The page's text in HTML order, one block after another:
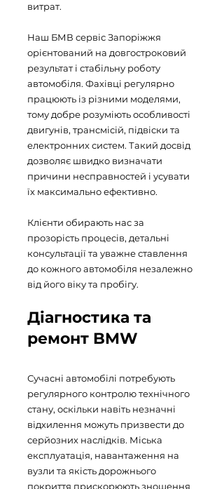
витрат.
Наш БМВ сервіс Запоріжжя
орієнтований на довгостроковий
результат і стабільну роботу
автомобіля. Фахівці регулярно
працюють із різними моделями,
тому добре розуміють особливості
двигунів, трансмісій, підвіски та
електронних систем. Такий досвід
дозволяє швидко визначати
причини несправностей і усувати
їх максимально ефективно.
Клієнти обирають нас за
прозорість процесів, детальні
консультації та уважне ставлення
до кожного автомобіля незалежно
від його віку та пробігу.
Діагностика та
ремонт BMW
Сучасні автомобілі потребують
регулярного контролю технічного
стану, оскільки навіть незначні
відхилення можуть призвести до
серйозних наслідків. Міська
експлуатація, навантаження на
вузли та якість дорожнього
покриття прискорюють зношення